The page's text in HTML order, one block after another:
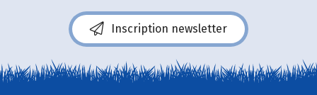
Inscription newsletter